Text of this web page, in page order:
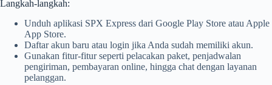
Langkah-langkah:
Unduh aplikasi SPX Express dari Google Play Store atau Apple
App Store.
Daftar akun baru atau login jika Anda sudah memiliki akun.
Gunakan fitur-fitur seperti pelacakan paket, penjadwalan
pengiriman, pembayaran online, hingga chat dengan layanan
pelanggan.